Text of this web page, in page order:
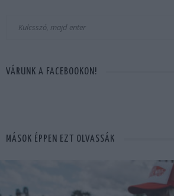
VÁRUNK A FACEBOOKON!
MÁSOK ÉPPEN EZT OLVASSÁK